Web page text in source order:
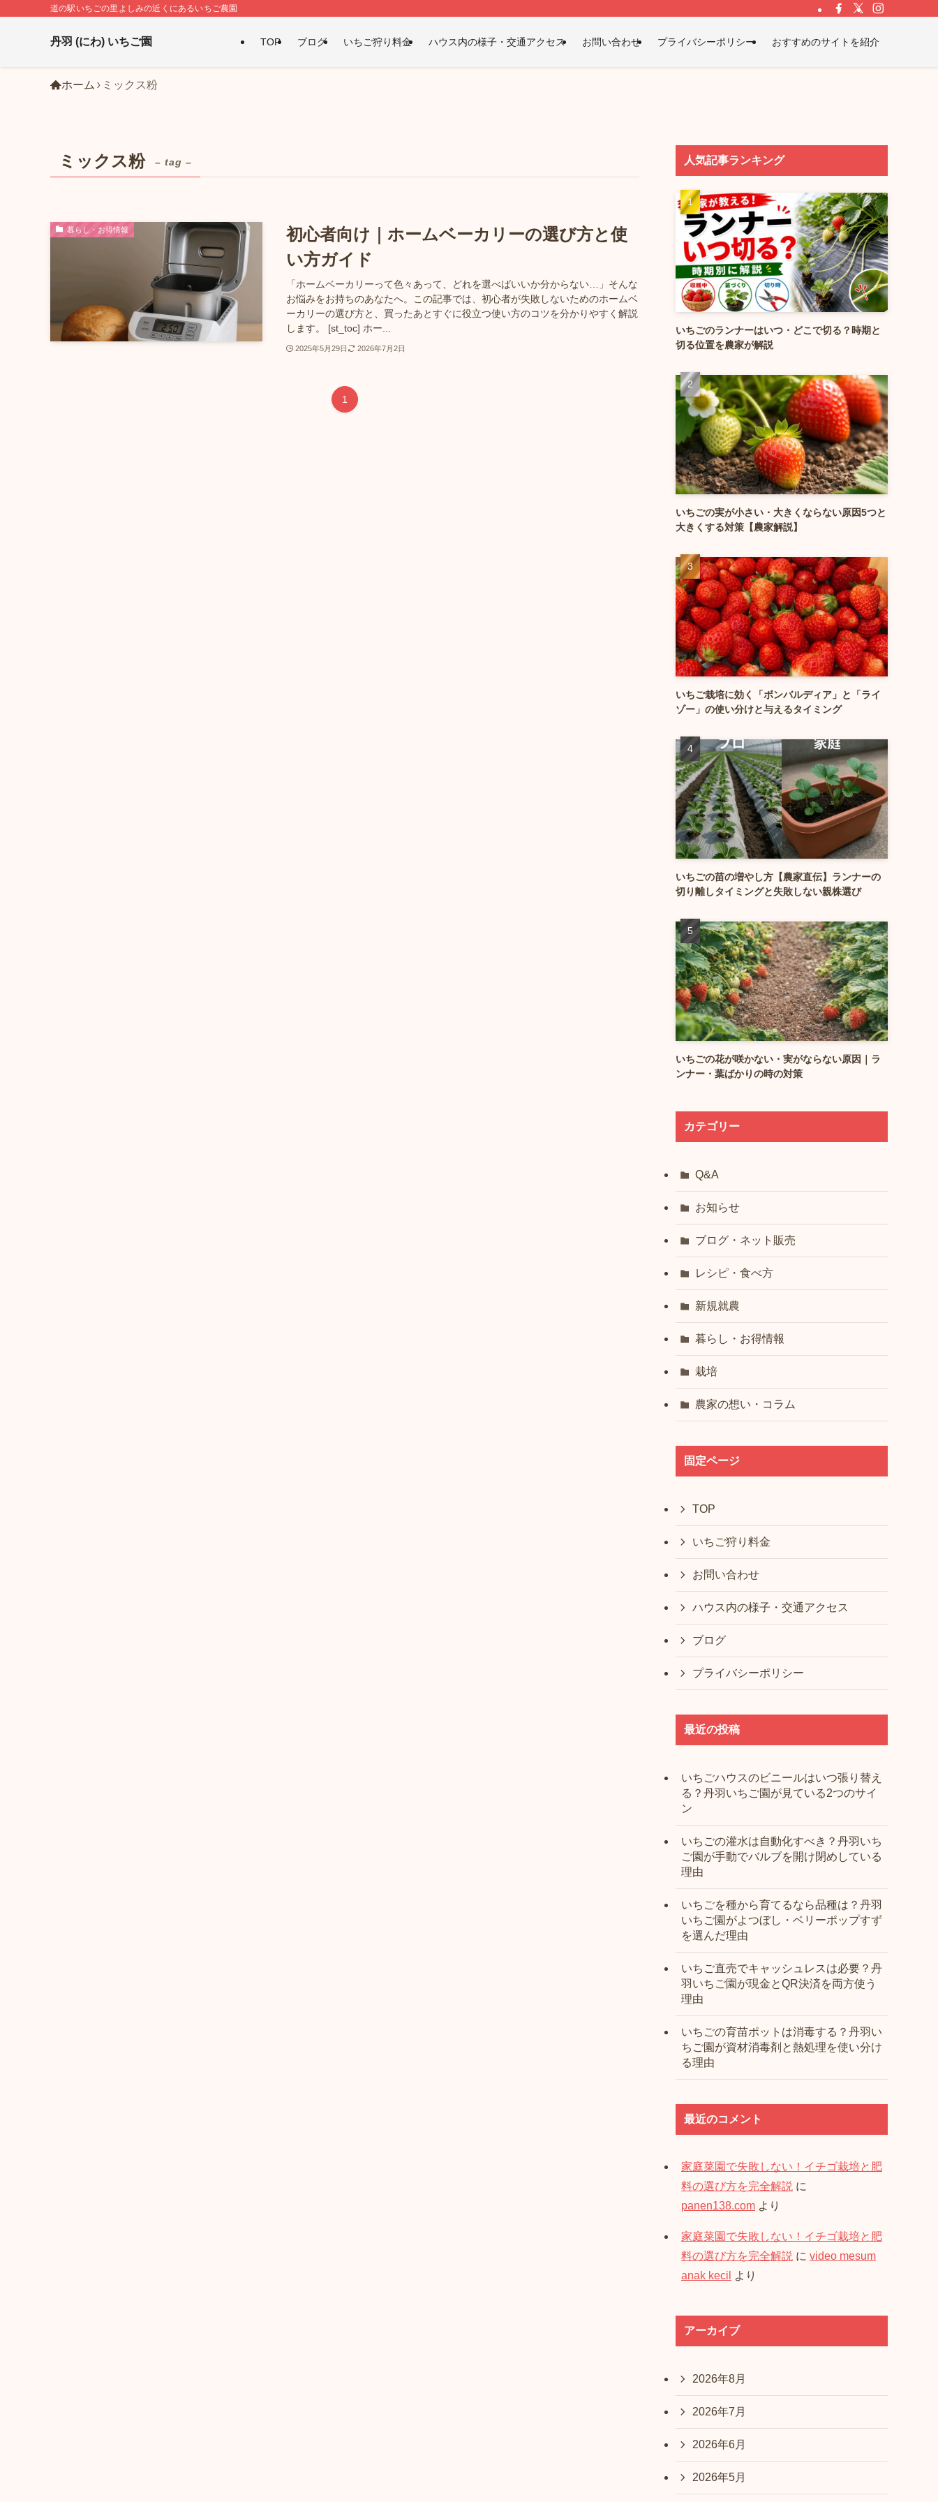
道の駅いちごの里よしみの近くにあるいちご農園
丹羽 (にわ) いちご園 TOP ブログ いちご狩り料金 ハウス内の様子・交通アクセス お問い合わせ プライバシーポリシー おすすめのサイトを紹介
ホーム ミックス粉
ミックス粉 – tag –
暮らし・お得情報
初心者向け｜ホームベーカリーの選び方と使
い方ガイド
「ホームベーカリーって色々あって、どれを選べばいいか分からない…」そんな
お悩みをお持ちのあなたへ。この記事では、初心者が失敗しないためのホームベ
ーカリーの選び方と、買ったあとすぐに役立つ使い方のコツを分かりやすく解説
します。 [st_toc] ホー...
2025年5月29日 2026年7月2日
1
人気記事ランキング
いちごのランナーはいつ・どこで切る？時期と
切る位置を農家が解説
いちごの実が小さい・大きくならない原因5つと
大きくする対策【農家解説】
いちご栽培に効く「ボンバルディア」と「ライ
ゾー」の使い分けと与えるタイミング
いちごの苗の増やし方【農家直伝】ランナーの
切り離しタイミングと失敗しない親株選び
いちごの花が咲かない・実がならない原因｜ラ
ンナー・葉ばかりの時の対策
カテゴリー
Q&A
お知らせ
ブログ・ネット販売
レシピ・食べ方
新規就農
暮らし・お得情報
栽培
農家の想い・コラム
固定ページ
TOP
いちご狩り料金
お問い合わせ
ハウス内の様子・交通アクセス
ブログ
プライバシーポリシー
最近の投稿
いちごハウスのビニールはいつ張り替え
る？丹羽いちご園が見ている2つのサイ
ン
いちごの灌水は自動化すべき？丹羽いち
ご園が手動でバルブを開け閉めしている
理由
いちごを種から育てるなら品種は？丹羽
いちご園がよつぼし・ベリーポップすず
を選んだ理由
いちご直売でキャッシュレスは必要？丹
羽いちご園が現金とQR決済を両方使う
理由
いちごの育苗ポットは消毒する？丹羽い
ちご園が資材消毒剤と熱処理を使い分け
る理由
最近のコメント
家庭菜園で失敗しない！イチゴ栽培と肥
料の選び方を完全解説 に
panen138.com より
家庭菜園で失敗しない！イチゴ栽培と肥
料の選び方を完全解説 に video mesum
anak kecil
より
アーカイブ
2026年8月
2026年7月
2026年6月
2026年5月